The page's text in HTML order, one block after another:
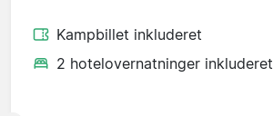
Kampbillet inkluderet
2 hotelovernatninger inkluderet